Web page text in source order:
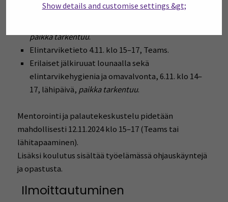
Show details and customise settings &gt;
Erilaiset ruoanvalmistusmenetelmät, koneet ja
paikka tarkentuu.
Elintarviketieto 4.11. klo 15–17, Teams.
Erilaiset jälkiruuat lounaalla sekä
elintarvikehygienia ja omavalvonta, 6.11. klo 14–
17, lähipäivä, paikka tarkentuu.
Mentorointi ja palautekeskustelu pidetään
mahdollisesti 12.11.2024 klo 15–17 (Teams tai
lähitapaaminen).
Lisäksi koulutus sisältää työelämässä ohjauskäyntejä
ja opastusta.
Ilmoittautuminen